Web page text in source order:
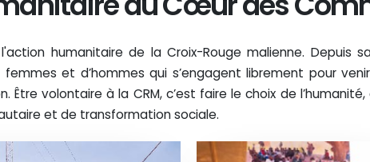
humanitaire de la Croix-Rouge malienne. Depuis
et d’hommes qui s’engagent librement pour
Être volontaire à la CRM, c’est faire le choix de
et de transformation sociale.